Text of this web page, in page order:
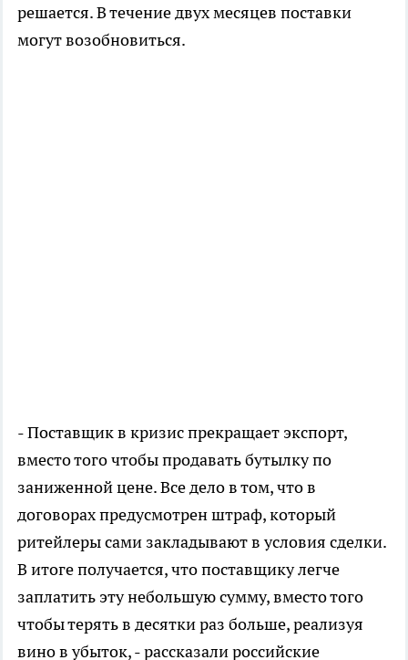
решается. В течение двух месяцев поставки
могут возобновиться.
- Поставщик в кризис прекращает экспорт,
вместо того чтобы продавать бутылку по
заниженной цене. Все дело в том, что в
договорах предусмотрен штраф, который
ритейлеры сами закладывают в условия сделки.
В итоге получается, что поставщику легче
заплатить эту небольшую сумму, вместо того
чтобы терять в десятки раз больше, реализуя
вино в убыток, - рассказали российские